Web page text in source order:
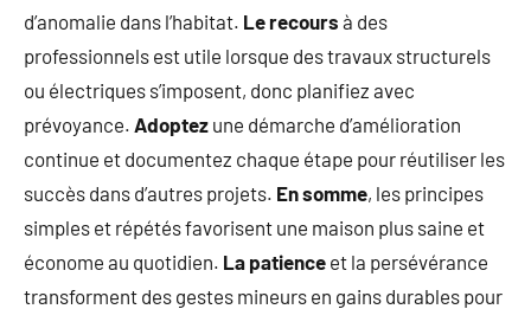
d’anomalie dans l’habitat. Le recours à des
professionnels est utile lorsque des travaux structurels
ou électriques s’imposent, donc planifiez avec
prévoyance. Adoptez une démarche d’amélioration
continue et documentez chaque étape pour réutiliser les
succès dans d’autres projets. En somme, les principes
simples et répétés favorisent une maison plus saine et
économe au quotidien. La patience et la persévérance
transforment des gestes mineurs en gains durables pour